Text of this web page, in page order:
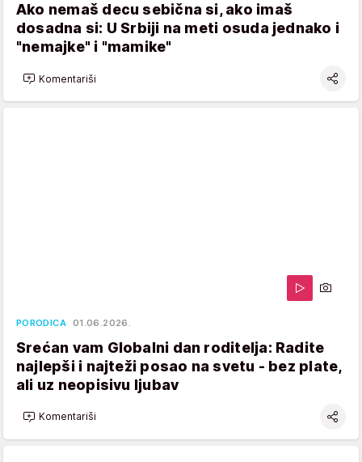
Ako nemaš decu sebična si, ako imaš
dosadna si: U Srbiji na meti osuda jednako i
"nemajke" i "mamike"
Komentariši
PORODICA 01.06.2026.
Srećan vam Globalni dan roditelja: Radite
najlepši i najteži posao na svetu - bez plate,
ali uz neopisivu ljubav
Komentariši